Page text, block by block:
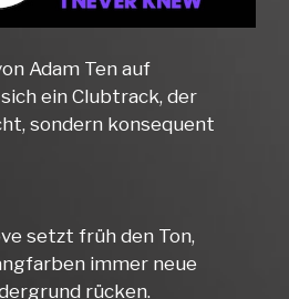
Adam Ten auf
ein Clubtrack, der
sondern konsequent
setzt früh den Ton,
immer neue
rücken.